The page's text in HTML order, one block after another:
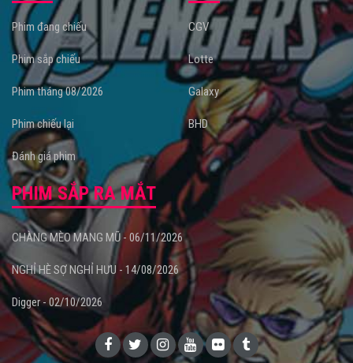
Phim đang chiếu
Phim sắp chiếu
Phim tháng 08/2026
Phim chiếu lại
Đánh giá phim
CGV
Lotte
Galaxy
BHD
PHIM SẮP RA MẮT
CHÀNG MÈO MANG MŨ - 06/11/2026
NGHỈ HÈ SỢ NGHỈ HƯU - 14/08/2026
Digger - 02/10/2026